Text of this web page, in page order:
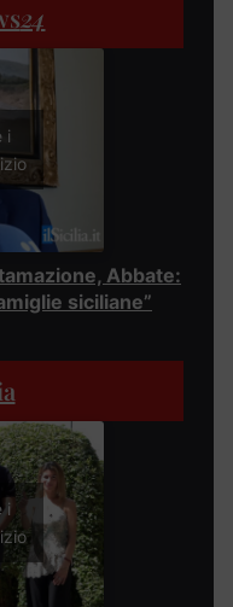
24
i
Abbate:
siciliane”
i